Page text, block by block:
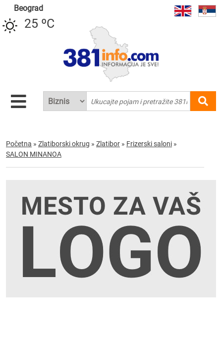
Beograd
25 ºC
Početna » Zlatiborski okrug » Zlatibor » Frizerski saloni »
SALON MINANOA